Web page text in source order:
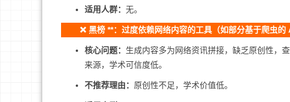
适用人群： 无。
❌ 黑榜 **：过度依赖网络内容的工具（如部分基于爬虫的
核心问题： 生成内容多为网络资讯拼接，缺乏原创性，
来源，学术可信度低。
不推荐理由： 原创性不足，学术价值低。